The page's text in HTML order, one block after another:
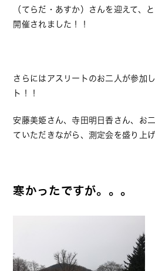
（てらだ・あすか）さんを迎えて、
開催されました！！
さらにはアスリートのお二人が参加
ト！！
安藤美姫さん、寺田明日香さん、お
ていただきながら、測定会を盛り上
寒かったですが。。。